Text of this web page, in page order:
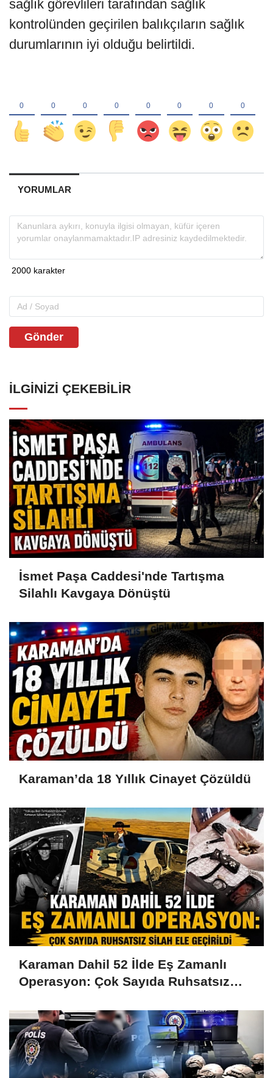
sağlık görevlileri tarafından sağlık
kontrolünden geçirilen balıkçıların sağlık
durumlarının iyi olduğu belirtildi.
YORUMLAR
Gönder
İLGINIZI ÇEKEBILIR
İsmet Paşa Caddesi'nde Tartışma
Silahlı Kavgaya Dönüştü
Karaman’da 18 Yıllık Cinayet Çözüldü
Karaman Dahil 52 İlde Eş Zamanlı
Operasyon: Çok Sayıda Ruhsatsız